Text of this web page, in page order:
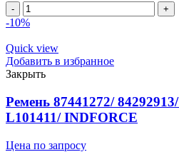
10PK
2203
поликлиновой
INDFORCE
Strongest
quantity
-10%
Quick view
Добавить в избранное
Закрыть
Ремень 87441272/
L101411/ INDFORCE
Цена по запросу